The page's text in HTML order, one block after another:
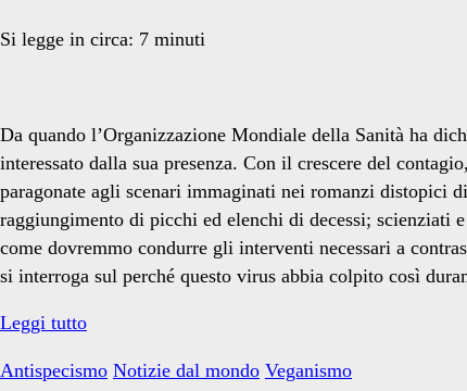
Si legge in circa: 7 minuti
Da quando l’Organizzazione Mondiale della Sanità ha
interessato dalla sua presenza. Con il crescere del
paragonate agli scenari immaginati nei romanzi distopici
raggiungimento di picchi ed elenchi di decessi; scienziati
come dovremmo condurre gli interventi necessari a
si interroga sul perché questo virus abbia colpito così
Leggi tuttoIl
ai
Antispecismo Notizie dal mondo Veganismo